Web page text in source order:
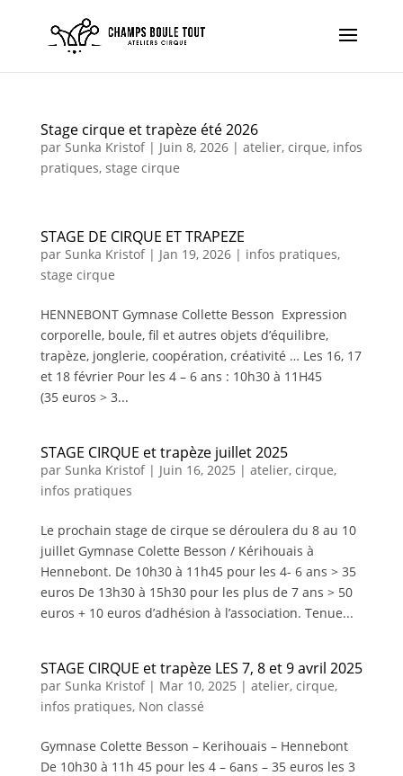
Stage cirque et trapèze été 2026
par Sunka Kristof| Juin 8, 2026| atelier, cirque, infos
pratiques, stage cirque
STAGE DE CIRQUE ET TRAPEZE
par Sunka Kristof| Jan 19, 2026| infos pratiques,
stage cirque
HENNEBONT Gymnase Collette Besson Expression
corporelle, boule, fil et autres objets d’équilibre,
trapèze, jonglerie, coopération, créativité … Les 16, 17
et 18 février Pour les 4 – 6 ans : 10h30 à 11H45
(35 euros > 3...
STAGE CIRQUE et trapèze juillet 2025
par Sunka Kristof| Juin 16, 2025 | atelier, cirque,
infos pratiques
Le prochain stage de cirque se déroulera du 8 au 10
juillet Gymnase Colette Besson / Kérihouais à
Hennebont. De 10h30 à 11h45 pour les 4- 6 ans > 35
euros De 13h30 à 15h30 pour les plus de 7 ans > 50
euros + 10 euros d’adhésion à l’association. Tenue...
STAGE CIRQUE et trapèze LES 7, 8 et 9 avril 2025
par Sunka Kristof| Mar 10, 2025 | atelier, cirque,
infos pratiques, Non classé
Gymnase Colette Besson – Kerihouais – Hennebont
De 10h30 à 11h 45 pour les 4 – 6ans – 35 euros les 3